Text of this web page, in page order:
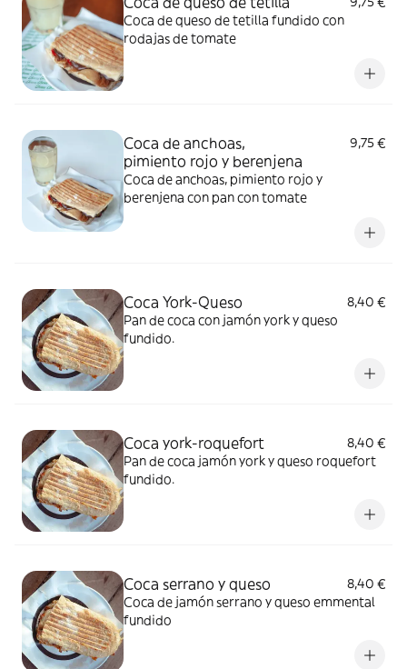
Coca de queso de tetilla fundido con
rodajas de tomate
Coca de anchoas,
pimiento rojo y berenjena
9,75 €
Coca de anchoas, pimiento rojo y
berenjena con pan con tomate
Coca York-Queso
8,40 €
Pan de coca con jamón york y queso
fundido.
Coca york-roquefort
8,40 €
Pan de coca jamón york y queso roquefort
fundido.
Coca serrano y queso
8,40 €
Coca de jamón serrano y queso emmental
fundido